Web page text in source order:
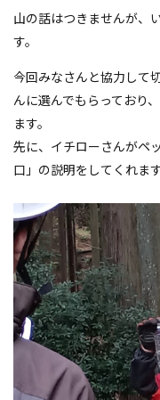
山の話はつきませんが、
す。
今回みなさんと協力して
んに選んでもらっており
ます。
先に、イチローさんがペ
口」の説明をしてくれます